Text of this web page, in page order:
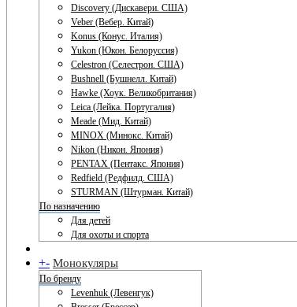
Discovery (Дискавери. США)
Veber (Вебер. Китай)
Konus (Конус. Италия)
Yukon (Юкон. Белоруссия)
Celestron (Селестрон. США)
Bushnell (Бушнелл. Китай)
Hawke (Хоук. Великобритания)
Leica (Лейка. Португалия)
Meade (Мид. Китай)
MINOX (Минокс. Китай)
Nikon (Никон. Япония)
PENTAX (Пентакс. Япония)
Redfield (Редфилд. США)
STURMAN (Штурман. Китай)
По назначению
Для детей
Для охоты и спорта
+- Монокуляры
По бренду
Levenhuk (Левенгук)